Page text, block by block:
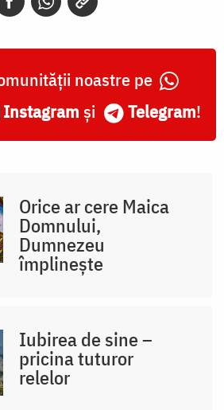
noastre pe
Instagram și Telegram!
Orice ar cere Maica
Domnului,
Dumnezeu
împlinește
Iubirea de sine –
pricina tuturor
relelor